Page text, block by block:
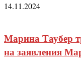
14.11.2024
Марина Таубер
на заявления